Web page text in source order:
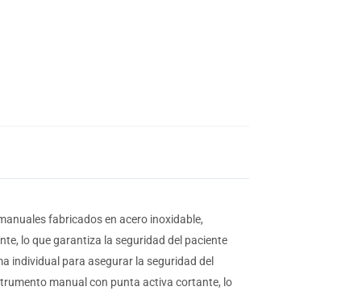
fabricados en acero inoxidable,
lo que garantiza la seguridad del paciente
individual para asegurar la seguridad del
manual con punta activa cortante, lo